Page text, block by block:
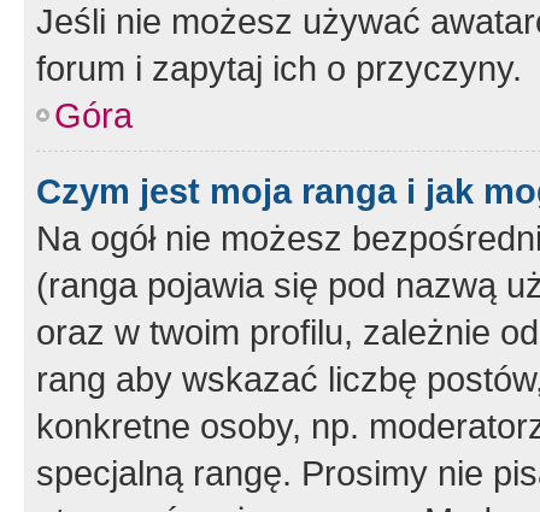
Jeśli nie możesz używać
forum i zapytaj ich o przyczyny.
Góra
Czym jest moja ranga i jak
Na ogół nie możesz
(ranga pojawia się pod nazwą
oraz w twoim profilu, zależnie
rang aby wskazać liczbę
konkretne osoby, np.
specjalną rangę. Prosimy nie